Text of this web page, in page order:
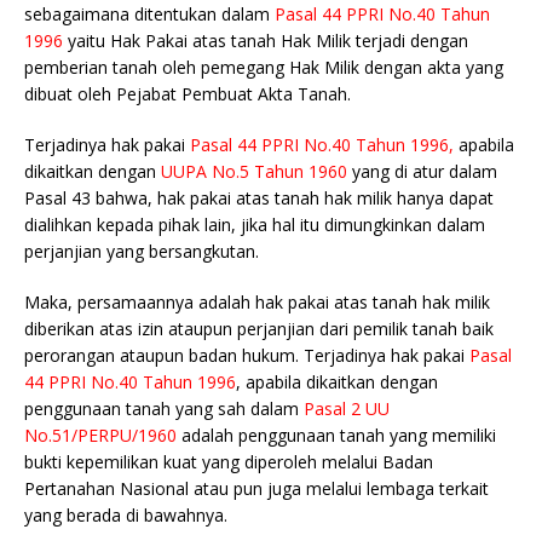
sebagaimana ditentukan dalam Pasal 44 PPRI No.40 Tahun
1996 yaitu Hak Pakai atas tanah Hak Milik terjadi dengan
pemberian tanah oleh pemegang Hak Milik dengan akta yang
dibuat oleh Pejabat Pembuat Akta Tanah.
Terjadinya hak pakai Pasal 44 PPRI No.40 Tahun 1996, apabila
dikaitkan dengan UUPA No.5 Tahun 1960 yang di atur dalam
Pasal 43 bahwa, hak pakai atas tanah hak milik hanya dapat
dialihkan kepada pihak lain, jika hal itu dimungkinkan dalam
perjanjian yang bersangkutan.
Maka, persamaannya adalah hak pakai atas tanah hak milik
diberikan atas izin ataupun perjanjian dari pemilik tanah baik
perorangan ataupun badan hukum. Terjadinya hak pakai Pasal
44 PPRI No.40 Tahun 1996, apabila dikaitkan dengan
penggunaan tanah yang sah dalam Pasal 2 UU
No.51/PERPU/1960 adalah penggunaan tanah yang memiliki
bukti kepemilikan kuat yang diperoleh melalui Badan
Pertanahan Nasional atau pun juga melalui lembaga terkait
yang berada di bawahnya.